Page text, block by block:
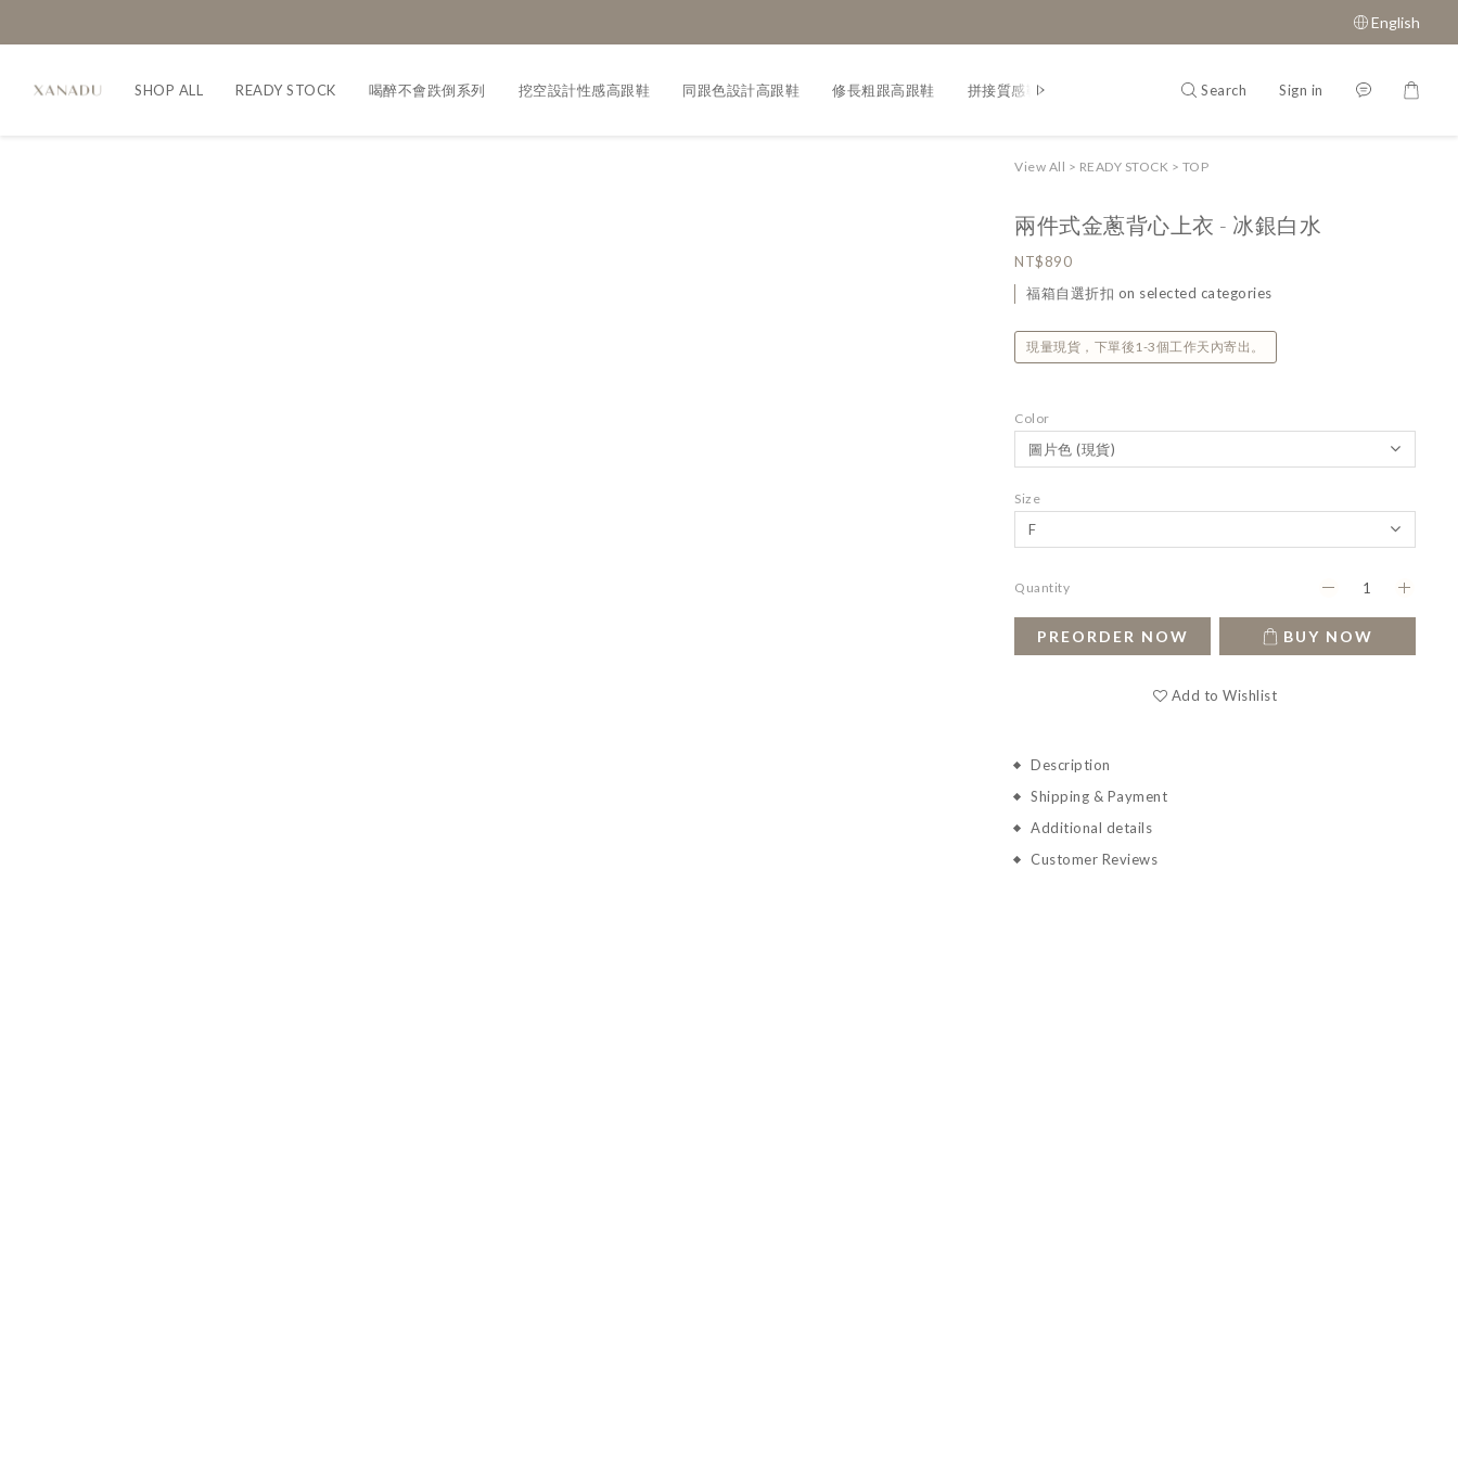
English
SHOP ALL READY STOCK 喝醉不會跌倒系列 挖空設計性感高跟鞋 同跟色設計高跟鞋 修長粗跟高跟鞋 拼接質感鞋款 Search Sign in
View All > READY STOCK > TOP
兩件式金蔥背心上衣 - 冰銀白水
NT$890
福箱自選折扣 on selected categories
現量現貨，下單後1-3個工作天內寄出。
Color
Size
Quantity
PREORDER NOW BUY NOW
Add to Wishlist
Description
Shipping & Payment
Additional details
Customer Reviews